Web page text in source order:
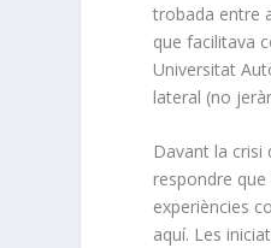
trobada entre
que facilitava
Universitat
lateral (no
Davant la
respondre
experiències
aquí. Les